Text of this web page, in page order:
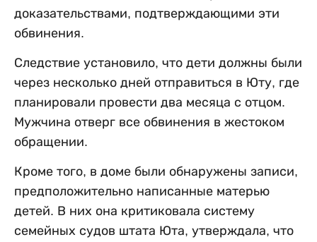
доказательствами, подтверждающими эти
обвинения.
Следствие установило, что дети должны были
через несколько дней отправиться в Юту, где
планировали провести два месяца с отцом.
Мужчина отверг все обвинения в жестоком
обращении.
Кроме того, в доме были обнаружены записи,
предположительно написанные матерью
детей. В них она критиковала систему
семейных судов штата Юта, утверждала, что